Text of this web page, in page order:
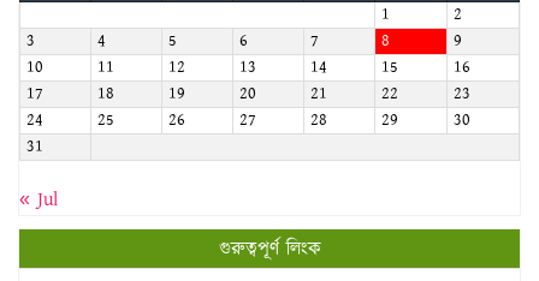
1
2
3
4 5 6 7 8
9
10
11 12 13 14 15
16
17
18 19 20 21 22
23
24
25 26 27 28 29
30
31
« Jul
গুরুত্বপূর্ণ লিংক